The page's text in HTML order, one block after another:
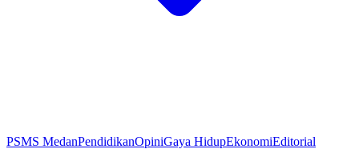
PSMS MedanPendidikanOpiniGaya HidupEkonomiEditorial